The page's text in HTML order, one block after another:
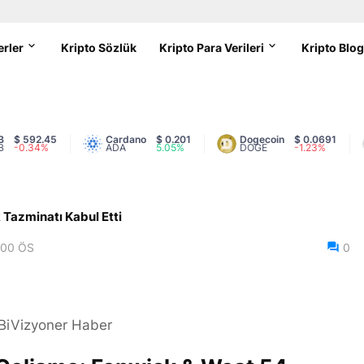
Kripto Sözlük Kripto Para Verileri Kripto Blog
592.45 Cardano
ADA
$ 0.201
5.05%
Dogecoin
DOGE
$ 0.0691
-1.23%
Kabul Etti
ÖS 0